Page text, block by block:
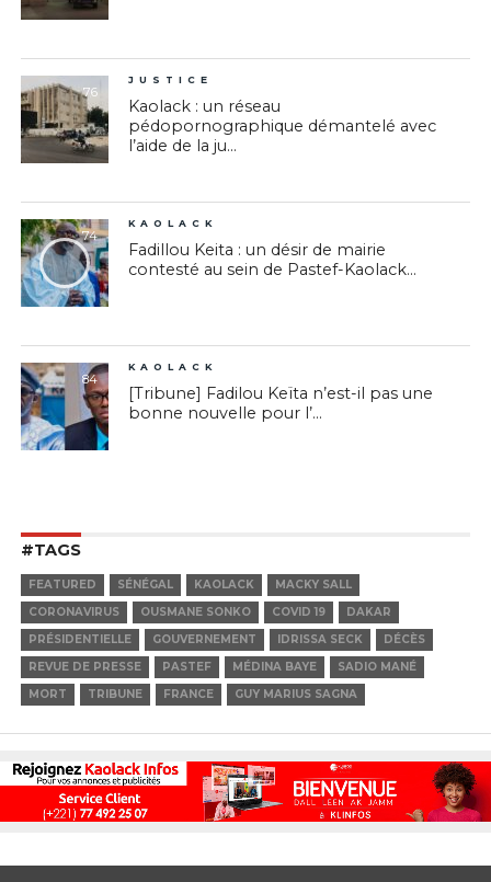
76
JUSTICE
Kaolack : un réseau
pédopornographique démantelé avec
l’aide de la ju...
74
KAOLACK
Fadillou Keita : un désir de mairie
contesté au sein de Pastef-Kaolack...
84
KAOLACK
[Tribune] Fadilou Keïta n’est-il pas une
bonne nouvelle pour l’...
#TAGS
FEATURED SÉNÉGAL KAOLACK
MACKY SALL
CORONAVIRUS
OUSMANE SONKO COVID 19
DAKAR
PRÉSIDENTIELLE
GOUVERNEMENT IDRISSA SECK
DÉCÈS
REVUE DE PRESSE
PASTEF MÉDINA BAYE
SADIO MANÉ
MORT
TRIBUNE FRANCE GUY MARIUS SAGNA